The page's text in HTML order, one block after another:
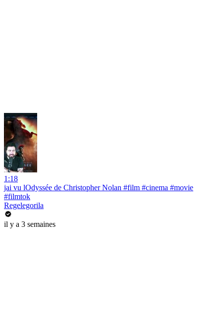
1:18
jai vu lOdyssée de Christopher Nolan #film #cinema #movie
#filmtok
Regelegorila
il y a 3 semaines